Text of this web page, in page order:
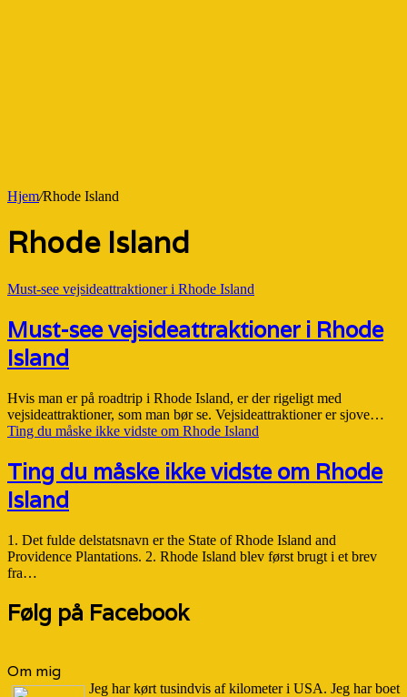
Hjem/Rhode Island
Rhode Island
Must-see vejsideattraktioner i Rhode Island
Must-see vejsideattraktioner i Rhode
Island
Hvis man er på roadtrip i Rhode Island, er der rigeligt med
vejsideattraktioner, som man bør se. Vejsideattraktioner er sjove…
Ting du måske ikke vidste om Rhode Island
Ting du måske ikke vidste om Rhode
Island
1. Det fulde delstatsnavn er the State of Rhode Island and
Providence Plantations. 2. Rhode Island blev først brugt i et brev
fra…
Følg på Facebook
Om mig
Jeg har kørt tusindvis af kilometer i USA. Jeg har boet